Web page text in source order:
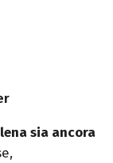
sia ancora